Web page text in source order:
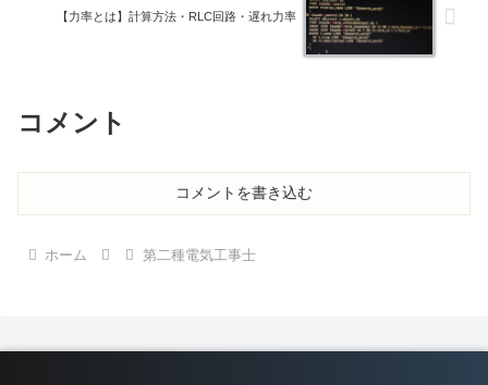
【力率とは】計算方法・RLC回路・遅れ力率
コメント
コメントを書き込む
ホーム 第二種電気工事士